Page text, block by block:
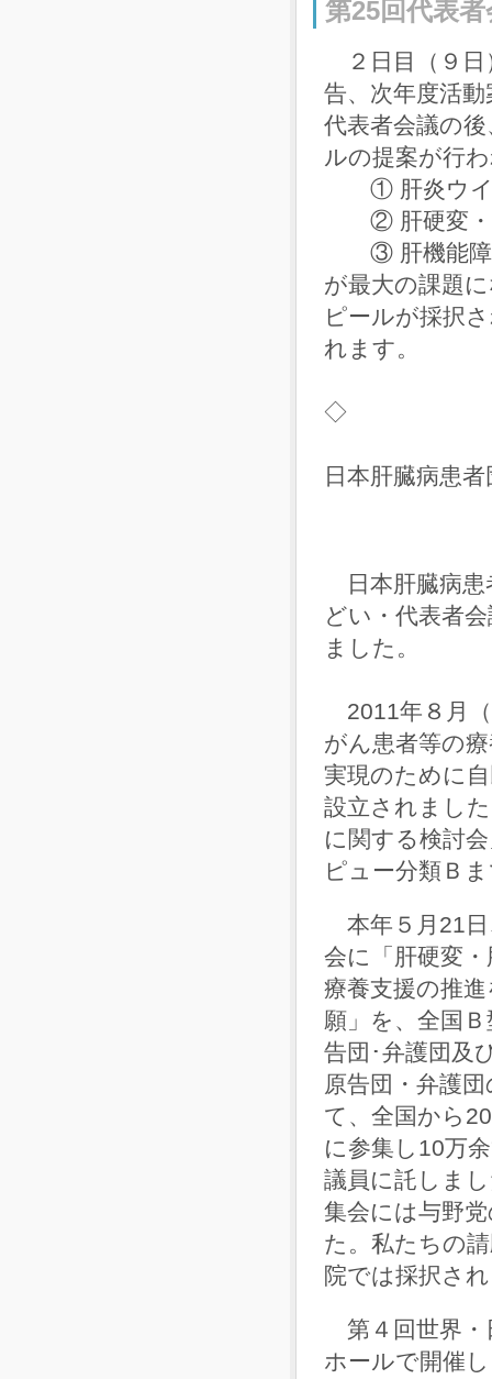
第25回代表
２日目（９日
告、次年度活
代表者会議の
ルの提案が行
① 肝炎ウイ
② 肝硬変・
③ 肝機能障
が最大の課題
ピールが採択
れます。
◇
日本肝臓病患
日本肝臓病患
どい・代表者
ました。
2011年８月（
がん患者等の
実現のために
設立されまし
に関する検討
ピュー分類Ｂ
本年５月21日
会に「肝硬変
療養支援の推
願」を、全国
告団･弁護団及
原告団・弁護
て、全国から
に参集し10万
議員に託しま
集会には与野
た。私たちの
院では採択さ
第４回世界・
ホールで開催